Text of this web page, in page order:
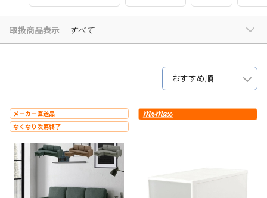
取扱商品表示 すべて
おすすめ順
メーカー直送品
なくなり次第終了